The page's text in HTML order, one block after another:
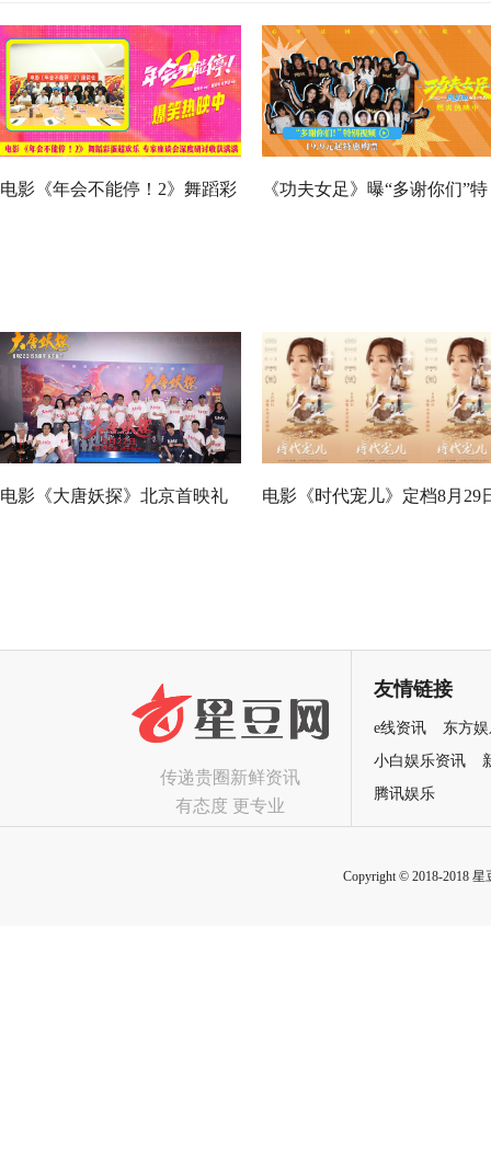
电影《年会不能停！2》舞蹈彩 《功夫女足》曝“多谢你们”特
电影《大唐妖探》北京首映礼 电影《时代宠儿》定档8月29
传递贵圈新鲜资讯
有态度 更专业
友情链接
e线资讯
东方
小白娱乐资讯
腾讯娱乐
Copyright © 2018-2018